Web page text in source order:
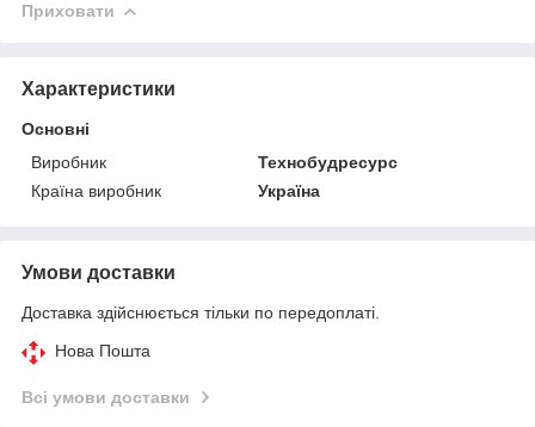
Приховати
Характеристики
Основні
Виробник
Технобудресурс
Країна виробник
Україна
Умови доставки
Доставка здійснюється тільки по передоплаті.
Нова Пошта
Всі умови доставки